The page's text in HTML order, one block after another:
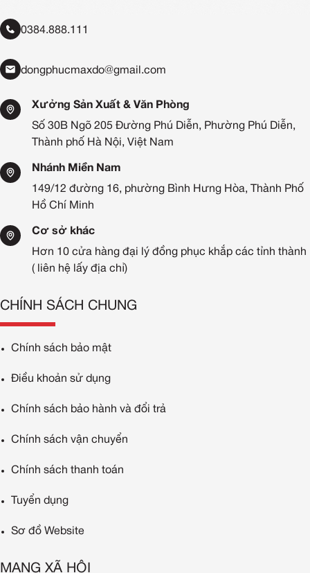
0384.888.111
dongphucmaxdo@gmail.com
Xưởng Sản Xuất & Văn Phòng
Số 30B Ngõ 205 Đường Phú Diễn, Phường Phú Diễn,
Thành phố Hà Nội, Việt Nam
Nhánh Miền Nam
149/12 đường 16, phường Bình Hưng Hòa, Thành Phố
Hồ Chí Minh
Cơ sở khác
Hơn 10 cửa hàng đại lý đồng phục khắp các tỉnh thành
( liên hệ lấy địa chỉ)
CHÍNH SÁCH CHUNG
Chính sách bảo mật
Điều khoản sử dụng
Chính sách bảo hành và đổi trả
Chính sách vận chuyển
Chính sách thanh toán
Tuyển dụng
Sơ đồ Website
MẠNG XÃ HỘI